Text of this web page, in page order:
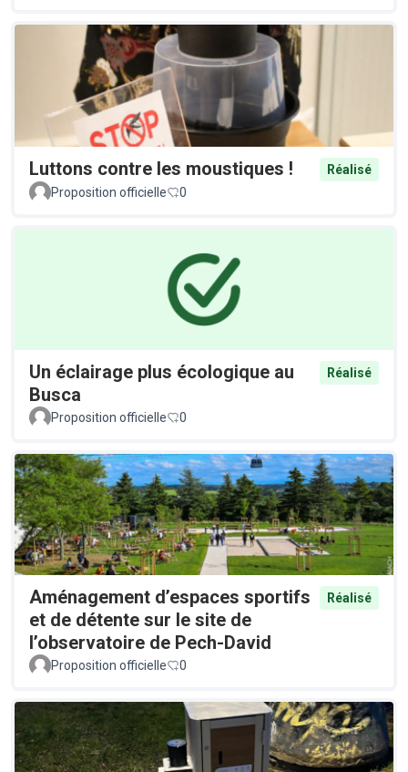
Luttons contre les moustiques !
Réalisé
Proposition officielle
0
Un éclairage plus écologique au
Busca
Réalisé
Proposition officielle 0
Aménagement d’espaces sportifs
et de détente sur le site de
l’observatoire de Pech-David
Réalisé
Proposition officielle 0